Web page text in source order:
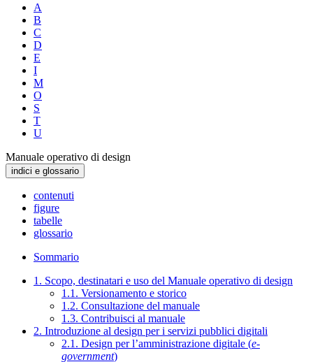
A
B
C
D
E
I
M
O
S
T
U
Manuale operativo di design
indici e glossario
contenuti
figure
tabelle
glossario
Sommario
1. Scopo, destinatari e uso del Manuale operativo di design
1.1. Versionamento e storico
1.2. Consultazione del manuale
1.3. Contribuisci al manuale
2. Introduzione al design per i servizi pubblici digitali
2.1. Design per l’amministrazione digitale (e-
government)